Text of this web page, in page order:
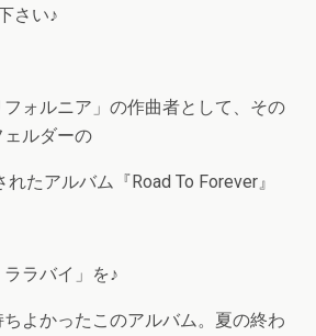
さい♪
ォルニア」の作曲者として、その
ルダーの
たアルバム『Road To Forever』
ラバイ」を♪
よかったこのアルバム。夏の終わ